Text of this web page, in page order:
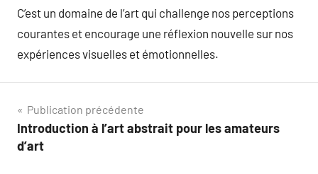
C’est un domaine de l’art qui challenge nos perceptions
courantes et encourage une réflexion nouvelle sur nos
expériences visuelles et émotionnelles.
Navigation
de
Publication précédente
Introduction à l’art abstrait pour les amateurs
d’art